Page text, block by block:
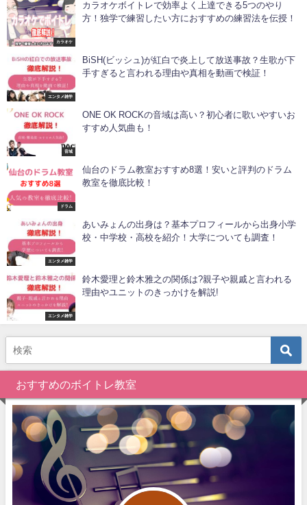
カラオケ
カラオケボイトレで効率よく上達できる5つのやり
方！独学で練習したい方におすすめの練習法を伝授！
エンタメ雑学
BiSH(ビッシュ)が紅白で炎上して放送事故？生歌が下
手すぎると言われる理由や真相を動画で検証！
音域
ONE OK ROCKの音域は高い？初心者に歌いやすいお
すすめ人気曲も！
ドラム
仙台のドラム教室おすすめ8選！安いと評判のドラム
教室を徹底比較！
エンタメ雑学
あいみょんの出身は？基本プロフィールから出身小学
校・中学校・高校を紹介！大学についても調査！
エンタメ雑学
鈴木愛理と鈴木雅之の関係は?親子や親戚と言われる
理由やユニットのきっかけを解説!
おすすめのボイトレ教室